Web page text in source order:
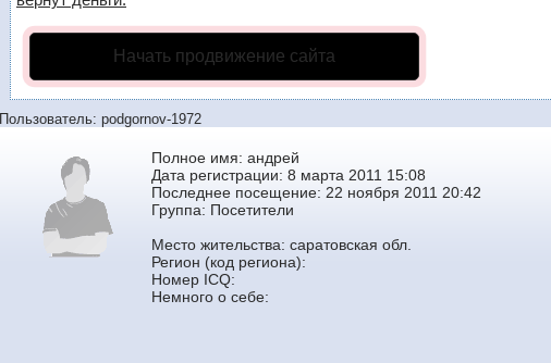
Начать продвижение сайта
Пользователь: podgornov-1972
Полное имя: андрей
Дата регистрации: 8 марта 2011 15:08
Последнее посещение: 22 ноября 2011 20:42
Группа: Посетители
Место жительства: саратовская обл.
Регион (код региона):
Номер ICQ:
Немного о себе: